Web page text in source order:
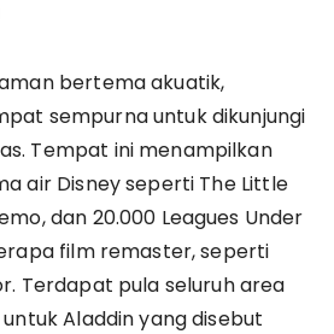
bertema akuatik,
sempurna untuk dikunjungi
Tempat ini menampilkan
air Disney seperti The Little
dan 20.000 Leagues Under
film remaster, seperti
Terdapat pula seluruh area
Aladdin yang disebut